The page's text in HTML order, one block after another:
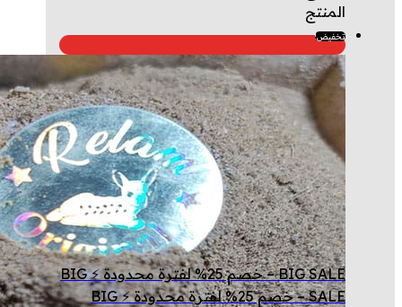
المنتج
تخفيض!
BIG SALE – خصم 25% لفترة محدودة ⚡ BIG
SALE – خصم 25% لفترة محدودة ⚡ BIG